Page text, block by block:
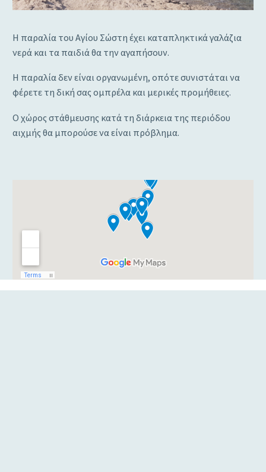
Η παραλία του Αγίου Σώστη έχει καταπληκτικά γαλάζια
νερά και τα παιδιά θα την αγαπήσουν.
Η παραλία δεν είναι οργανωμένη, οπότε συνιστάται να
φέρετε τη δική σας ομπρέλα και μερικές προμήθειες.
Ο χώρος στάθμευσης κατά τη διάρκεια της περιόδου
αιχμής θα μπορούσε να είναι πρόβλημα.